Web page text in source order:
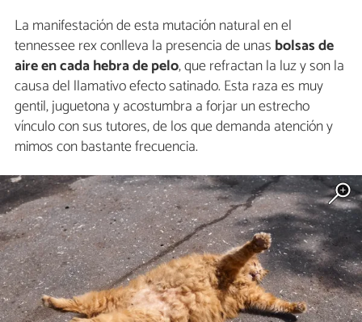
La manifestación de esta mutación natural en el
tennessee rex conlleva la presencia de unas bolsas de
aire en cada hebra de pelo, que refractan la luz y son la
causa del llamativo efecto satinado. Esta raza es muy
gentil, juguetona y acostumbra a forjar un estrecho
vínculo con sus tutores, de los que demanda atención y
mimos con bastante frecuencia.